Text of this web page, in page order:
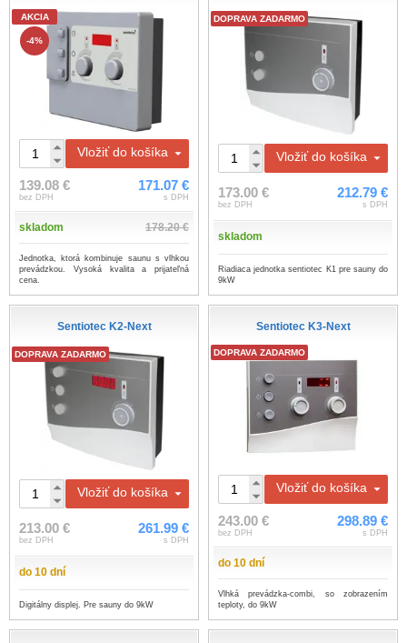
AKCIA
-4%
Vložiť do košíka
139.08 €
bez DPH
171.07 €
s DPH
skladom 178.20 €
Jednotka, ktorá kombinuje saunu s vlhkou
prevádzkou. Vysoká kvalita a prijateľná
cena.
DOPRAVA ZADARMO
Vložiť do košíka
173.00 €
bez DPH
212.79 €
s DPH
skladom
Riadiaca jednotka sentiotec K1 pre sauny do
9kW
Sentiotec K2-Next
DOPRAVA ZADARMO
Vložiť do košíka
213.00 €
bez DPH
261.99 €
s DPH
do 10 dní
Digitálny displej. Pre sauny do 9kW
Sentiotec K3-Next
DOPRAVA ZADARMO
Vložiť do košíka
243.00 €
bez DPH
298.89 €
s DPH
do 10 dní
Vlhká prevádzka-combi, so zobrazením
teploty, do 9kW